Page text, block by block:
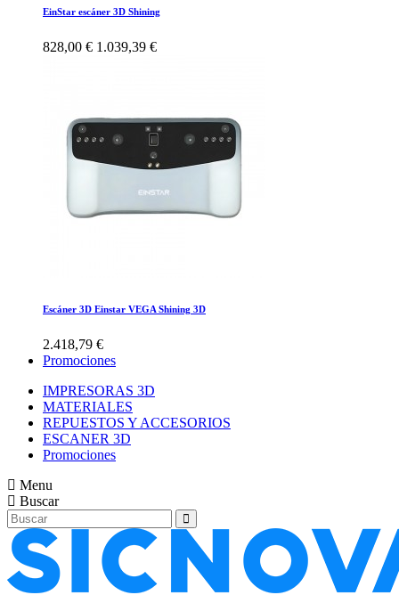
EinStar escáner 3D Shining
828,00 € 1.039,39 €
Escáner 3D Einstar VEGA Shining 3D
2.418,79 €
Promociones
IMPRESORAS 3D
MATERIALES
REPUESTOS Y ACCESORIOS
ESCANER 3D
Promociones
Menu
Buscar